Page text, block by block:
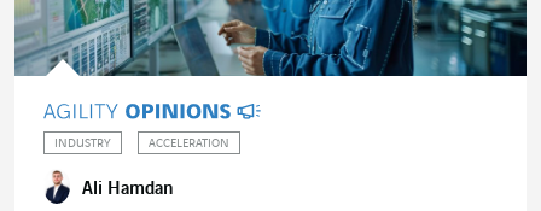
INDUSTRY ACCELERATION
Ali Hamdan